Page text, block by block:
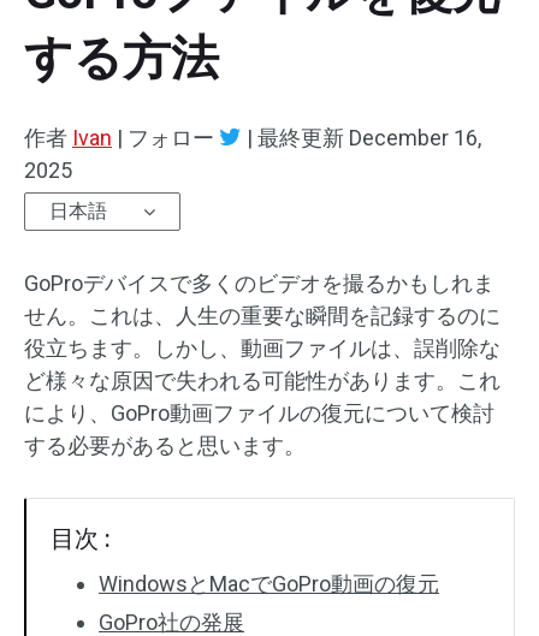
する方法
作者 Ivan | フォロー | 最終更新 December 16,
2025
日本語
GoProデバイスで多くのビデオを撮るかもしれま
せん。これは、人生の重要な瞬間を記録するのに
役立ちます。しかし、動画ファイルは、誤削除な
ど様々な原因で失われる可能性があります。これ
により、GoPro動画ファイルの復元について検討
する必要があると思います。
目次 :
WindowsとMacでGoPro動画の復元
GoPro社の発展